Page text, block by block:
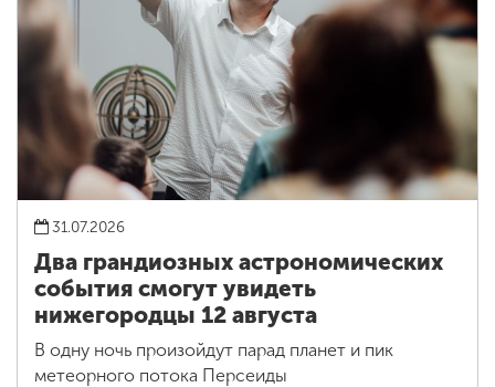
31.07.2026
Два грандиозных астрономических
события смогут увидеть
нижегородцы 12 августа
В одну ночь произойдут парад планет и пик
метеорного потока Персеиды